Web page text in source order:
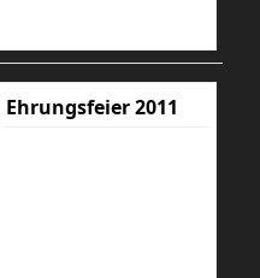
Ehrungsfeier 2011